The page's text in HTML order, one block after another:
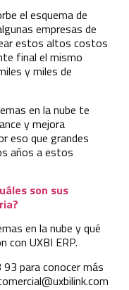
el esquema de
empresas de
estos altos costos
final el mismo
y miles de
en la nube te
y mejora
eso que grandes
años a estos
son sus
en lanube y qué
con UXBI ERP.
para conocer más